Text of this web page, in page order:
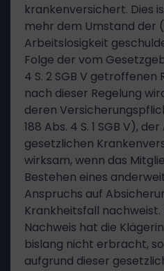
krankenversichert. Dies
mehr dem Umstand der
Arbeitslosigkeit
Folge der vom
4 S. 2 SGB V getroffenen
nach dieser Regelung
deren
188 Abs. 4 S. 1 SGB V),
gesetzlichen
wirksam, wenn das
Bestehen eines
Anspruchs auf
Krankheitsfall nachweist.
Nachweis hat die
bislang nicht erbracht,
aufgrund dieser